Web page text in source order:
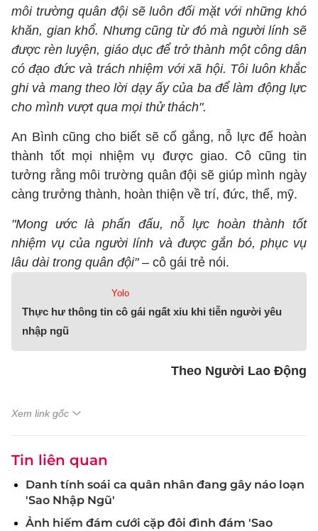
môi trường quân đội sẽ luôn đối mặt với những khó
khăn, gian khổ. Nhưng cũng từ đó mà người lính sẽ
được rèn luyện, giáo dục để trở thành một công dân
có đạo đức và trách nhiệm với xã hội. Tôi luôn khắc
ghi và mang theo lời dạy ấy của ba để làm động lực
cho mình vượt qua mọi thử thách".
An Bình cũng cho biết sẽ cố gắng, nỗ lực để hoàn
thành tốt mọi nhiệm vụ được giao. Cô cũng tin
tưởng rằng môi trường quân đội sẽ giúp mình ngày
càng trưởng thành, hoàn thiện về trí, đức, thể, mỹ.
"Mong ước là phấn đấu, nỗ lực hoàn thành tốt
nhiệm vụ của người lính và được gắn bó, phục vụ
lâu dài trong quân đội"– cô gái trẻ nói.
Yolo
Thực hư thông tin cô gái ngất xỉu khi tiễn người yêu
nhập ngũ
Theo Người Lao Động
Xem link gốc
Tin liên quan
Danh tính soái ca quân nhân đang gây náo loạn
'Sao Nhập Ngũ'
Ảnh hiếm đám cưới cặp đôi đình đám 'Sao